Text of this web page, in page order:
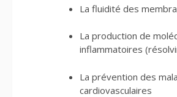
La fluidité des
La production de
inflammatoires
La prévention des
cardiovasculaires